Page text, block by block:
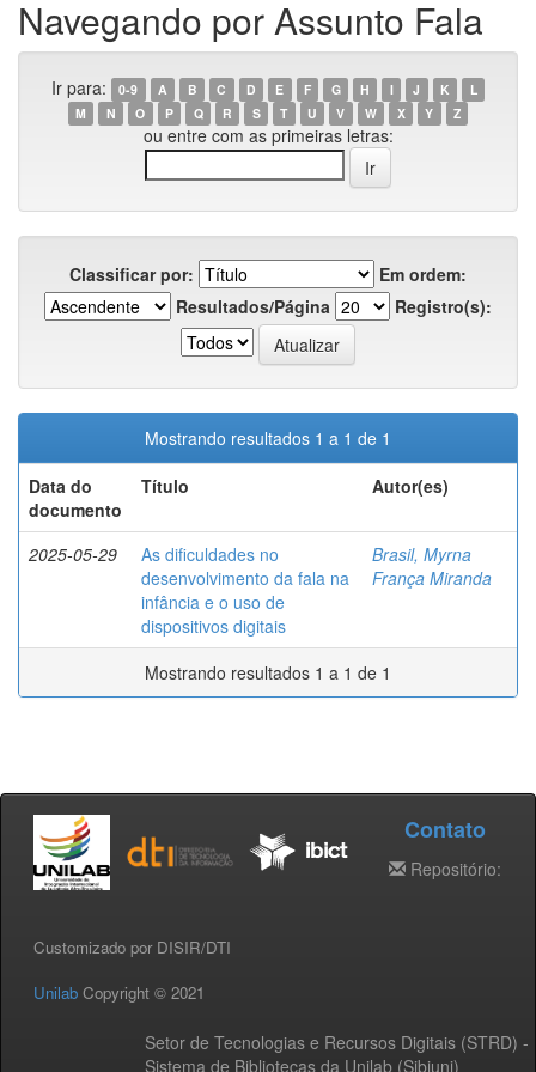
Navegando por Assunto Fala
Ir para: 0-9 A B C D E F G H I J K
L
M
N O P Q R S T U V W X Y Z
ou entre com as primeiras letras:
Classificar por:
Em ordem:
Resultados/Página
Registro(s):
Mostrando resultados 1 a 1 de 1
Data do
documento
Título Autor(es)
2025-05-29
As dificuldades no
desenvolvimento da fala na
infância e o uso de
dispositivos digitais
Brasil, Myrna
França Miranda
Mostrando resultados 1 a 1 de 1
Customizado por DISIR/DTI
Unilab Copyright © 2021
Setor de Tecnologias e Recursos Digitais (STRD) -
Sistema de Bibliotecas da Unilab (Sibiuni)
Contato
Repositório: